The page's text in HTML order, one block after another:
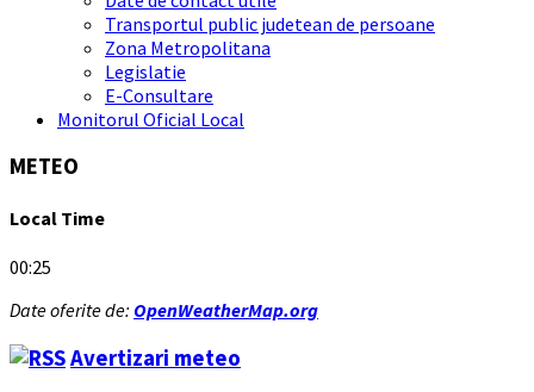
Transportul public judetean de persoane
Zona Metropolitana
Legislatie
E-Consultare
Monitorul Oficial Local
METEO
Local Time
00:25
Date oferite de: OpenWeatherMap.org
Avertizari meteo